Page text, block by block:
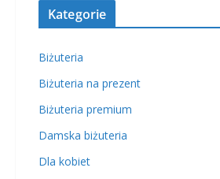
Kategorie
Biżuteria
Biżuteria na prezent
Biżuteria premium
Damska biżuteria
Dla kobiet